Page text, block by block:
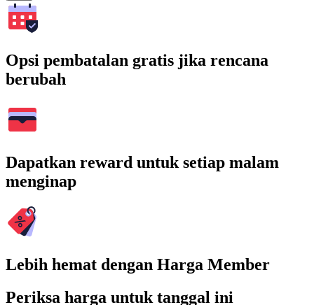
Opsi pembatalan gratis jika rencana
berubah
Dapatkan reward untuk setiap malam
menginap
Lebih hemat dengan Harga Member
Periksa harga untuk tanggal ini